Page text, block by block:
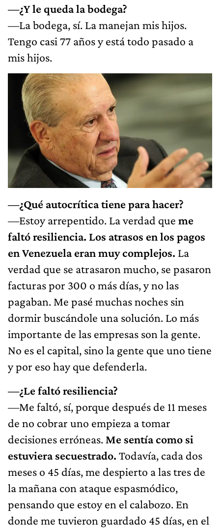
—¿Y le queda la bodega?
—La bodega, sí. La manejan mis hijos.
Tengo casi 77 años y está todo pasado a
mis hijos.
—¿Qué autocrítica tiene para hacer?
—Estoy arrepentido. La verdad que me
faltó resiliencia. Los atrasos en los pagos
en Venezuela eran muy complejos. La
verdad que se atrasaron mucho, se pasaron
facturas por 300 o más días, y no las
pagaban. Me pasé muchas noches sin
dormir buscándole una solución. Lo más
importante de las empresas son la gente.
No es el capital, sino la gente que uno tiene
y por eso hay que defenderla.
—¿Le faltó resiliencia?
—Me faltó, sí, porque después de 11 meses
de no cobrar uno empieza a tomar
decisiones erróneas. Me sentía como si
estuviera secuestrado. Todavía, cada dos
meses o 45 días, me despierto a las tres de
la mañana con ataque espasmódico,
pensando que estoy en el calabozo. En
donde me tuvieron guardado 45 días, en el